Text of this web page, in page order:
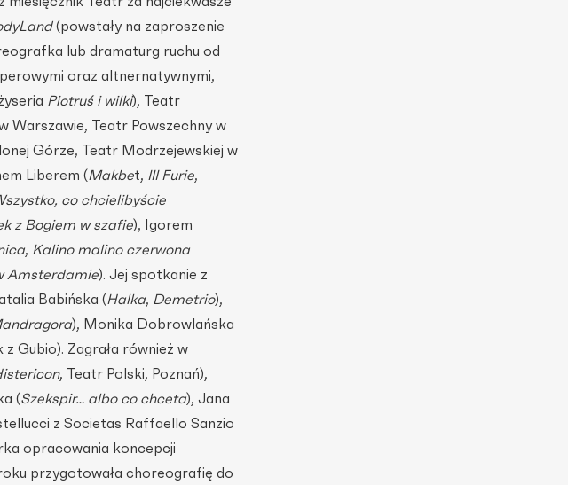
(powstały na zaproszenie
lub dramaturg ruchu od
oraz altnernatywnymi,
Piotruś i wilki), Teatr
Warszawie, Teatr Powszechny w
Górze, Teatr Modrzejewskiej w
Liberem (Makbet, III Furie,
co chcielibyście
z Bogiem w szafie), Igorem
, Kalino malino czerwona
Amsterdamie). Jej spotkanie z
Babińska (Halka, Demetrio),
), Monika Dobrowlańska
Gubio). Zagrała również w
, Teatr Polski, Poznań),
(Szekspir… albo co chceta), Jana
z Societas Raffaello Sanzio
opracowania koncepcji
przygotowała choreografię do